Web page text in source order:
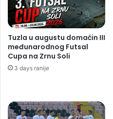
Tuzla u augustu domaćin III
međunarodnog Futsal
Cupa na Zrnu Soli
3 days ranije